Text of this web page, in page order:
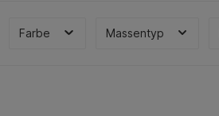
Farbe Massentyp